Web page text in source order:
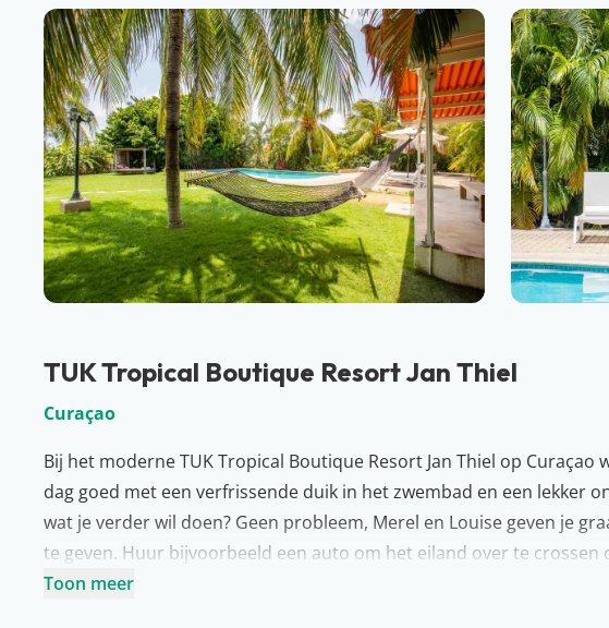
TUK Tropical Boutique Resort Jan Thiel
Curaçao
Bij het moderne TUK Tropical Boutique Resort Jan Thiel op Curaçao
dag goed met een verfrissende duik in het zwembad en een lekker
wat je verder wil doen? Geen probleem, Merel en Louise geven je
te geven. Huur bijvoorbeeld een auto om het eiland over te crossen
stranden. Kiezen jullie voor een dagje relaxen aan het Jan Thiel
Toon meer